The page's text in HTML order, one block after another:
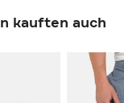
kauften auch